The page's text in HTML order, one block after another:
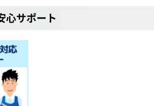
心サポート